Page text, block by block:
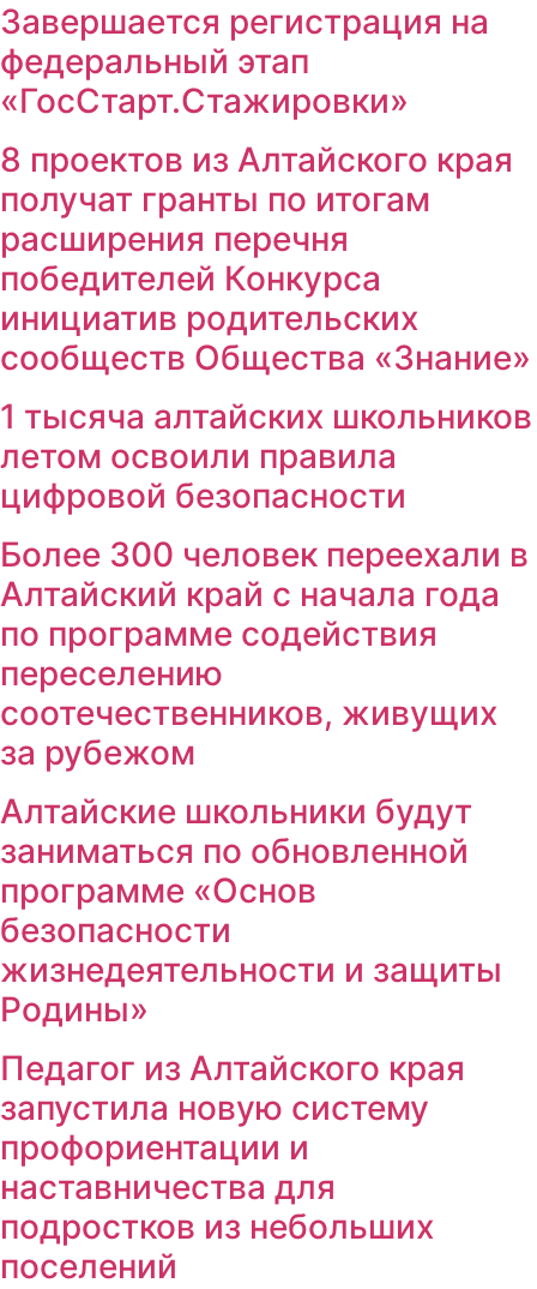
Завершается регистрация на
федеральный этап
«ГосСтарт.Стажировки»
8 проектов из Алтайского края
получат гранты по итогам
расширения перечня
победителей Конкурса
инициатив родительских
сообществ Общества «Знание»
1 тысяча алтайских школьников
летом освоили правила
цифровой безопасности
Более 300 человек переехали в
Алтайский край с начала года
по программе содействия
переселению
соотечественников, живущих
за рубежом
Алтайские школьники будут
заниматься по обновленной
программе «Основ
безопасности
жизнедеятельности и защиты
Родины»
Педагог из Алтайского края
запустила новую систему
профориентации и
наставничества для
подростков из небольших
поселений